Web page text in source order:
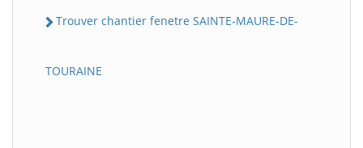
Trouver chantier fenetre SAINTE-MAURE-DE-
TOURAINE